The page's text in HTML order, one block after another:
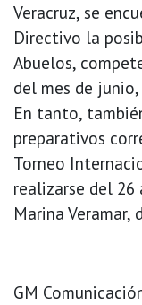
Veracruz, se
Directivo la
Abuelos,
del mes de
En tanto,
preparativos
Torneo
realizarse del 26
Marina Veramar,
GM